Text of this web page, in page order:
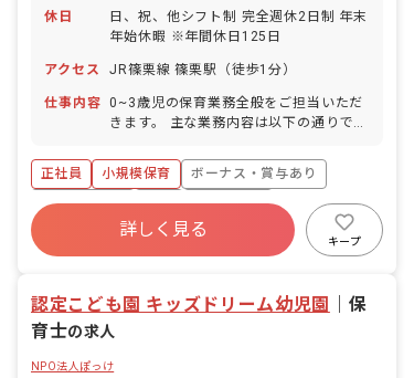
休日
日、祝、他シフト制 完全週休2日制 年末
年始休暇 ※年間休日125日
アクセス JR篠栗線 篠栗駅（徒歩1分）
仕事内容 0~3歳児の保育業務全般をご担当いただ
きます。 主な業務内容は以下の通りで
の安全点検 園児数は18名です。
正社員 小規模保育
ボーナス・賞与あり
社会保険完備
有給
残業少なめ
昇給昇進あり
乳児保育のみ
駅近5分以内
詳しく見る
キープ
認定こども園 キッズドリーム幼児園
保
育士の求人
NPO法人ぽっけ